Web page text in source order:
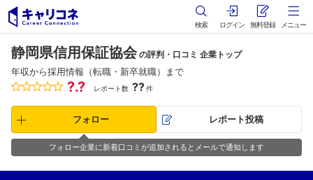
検索 ログイン 無料登録 メニュー
静岡県信用保証協会 の評判・口コミ 企業トップ
年収から採用情報（転職・新卒就職）まで
?.? レポート数 ??件
フォロー レポート投稿
フォロー企業に新着口コミが追加されるとメールで通知します